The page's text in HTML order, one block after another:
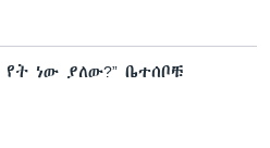
ነው ያለው?” ቤተሰቦቹ